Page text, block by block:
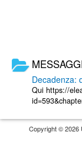
Decadenza:
Qui https://
Copyright © 2026